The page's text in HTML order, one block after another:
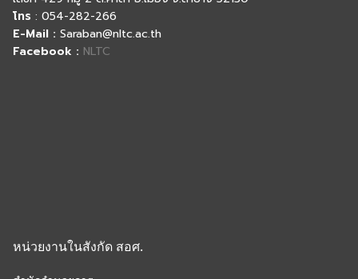
โทร : 054-282-266
E-Mail : Saraban@nltc.ac.th
Facebook : NLTC
หน่วยงานในสังกัด สอศ.